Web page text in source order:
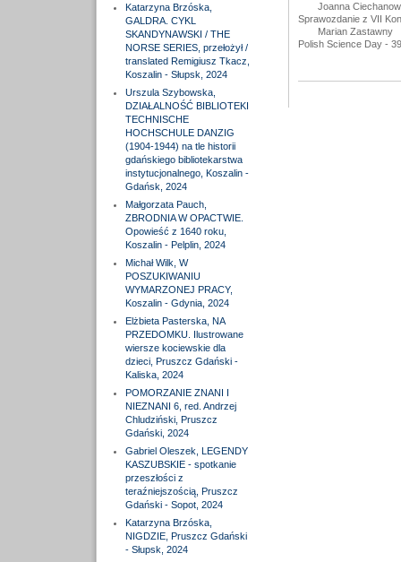
Katarzyna Brzóska,
GALDRA. CYKL
SKANDYNAWSKI / THE
NORSE SERIES, przełożył /
translated Remigiusz Tkacz,
Koszalin - Słupsk, 2024
Urszula Szybowska,
DZIAŁALNOŚĆ BIBLIOTEKI
TECHNISCHE
HOCHSCHULE DANZIG
(1904-1944) na tle historii
gdańskiego bibliotekarstwa
instytucjonalnego, Koszalin -
Gdańsk, 2024
Małgorzata Pauch,
ZBRODNIA W OPACTWIE.
Opowieść z 1640 roku,
Koszalin - Pelplin, 2024
Michał Wilk, W
POSZUKIWANIU
WYMARZONEJ PRACY,
Koszalin - Gdynia, 2024
Elżbieta Pasterska, NA
PRZEDOMKU. Ilustrowane
wiersze kociewskie dla
dzieci, Pruszcz Gdański -
Kaliska, 2024
POMORZANIE ZNANI I
NIEZNANI 6, red. Andrzej
Chludziński, Pruszcz
Gdański, 2024
Gabriel Oleszek, LEGENDY
KASZUBSKIE - spotkanie
przeszłości z
teraźniejszością, Pruszcz
Gdański - Sopot, 2024
Katarzyna Brzóska,
NIGDZIE, Pruszcz Gdański
- Słupsk, 2024
Joanna
Sprawozdanie z VII
Marian Zastawny
Polish Science Day -